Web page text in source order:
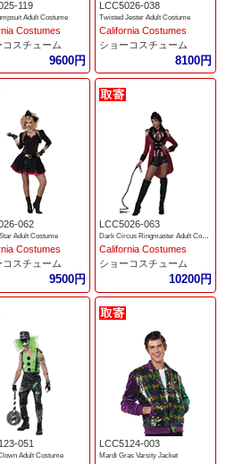
119
Adult Costume
Costumes
コスチューム
9600円
LCC5026-038
Twisted Jester Adult Costume
California Costumes
ショーコスチューム
8100円
062
Adult Costume
Costumes
コスチューム
9500円
LCC5026-063
Dark Circus Ringmaster Adult Costume
California Costumes
ショーコスチューム
10200円
051
Adult Costume
LCC5124-003
Mardi Gras Varsity Jacket